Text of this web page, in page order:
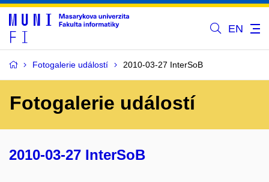
EN
Fotogalerie událostí 2010-03-27 InterSoB
Fotogalerie událostí
2010-03-27 InterSoB